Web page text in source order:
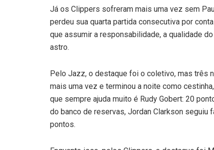
Já os Clippers sofreram mais uma vez sem
perdeu sua quarta partida consecutiva por
que assumir a responsabilidade, a qualidade
astro.
Pelo Jazz, o destaque foi o coletivo, mas três
mais uma vez e terminou a noite como
que sempre ajuda muito é Rudy Gobert: 20
do banco de reservas, Jordan Clarkson
pontos.